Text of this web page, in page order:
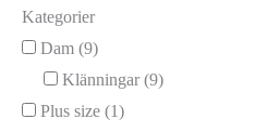
Kategorier
Dam (9)
Klänningar (9)
Plus size (1)